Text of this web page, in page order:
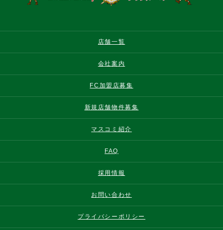
店舗一覧
会社案内
FC加盟店募集
新規店舗物件募集
マスコミ紹介
FAQ
採用情報
お問い合わせ
プライバシーポリシー